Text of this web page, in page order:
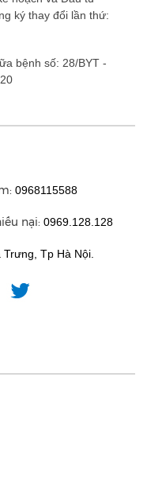
ký thay đổi lần thứ:
bệnh số: 28/BYT -
0968115588
nại: 0969.128.128
Tp Hà Nội.